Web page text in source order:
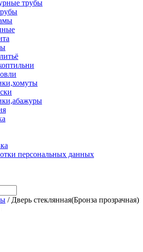
трубы
персональных данных
/ Дверь стеклянная(Бронза прозрачная)